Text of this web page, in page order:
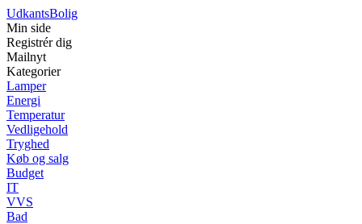
UdkantsBolig
Min side
Registrér dig
Mailnyt
Kategorier
Lamper
Energi
Temperatur
Vedligehold
Tryghed
Køb og salg
Budget
IT
VVS
Bad